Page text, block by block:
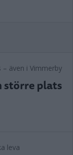
större plats